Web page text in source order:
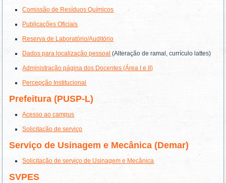
Comissão de Resíduos Químicos
Publicações Oficiais
Reserva de Laboratório/Auditório
Dados para localização pessoal (Alteração de ramal, currículo lattes)
Administração página dos Docentes (Área I e II)
Percepção Institucional
Prefeitura (PUSP-L)
Acesso ao campus
Solicitação de serviço
Serviço de Usinagem e Mecânica (Demar)
Solicitação de serviço de Usinagem e Mecânica
SVPES